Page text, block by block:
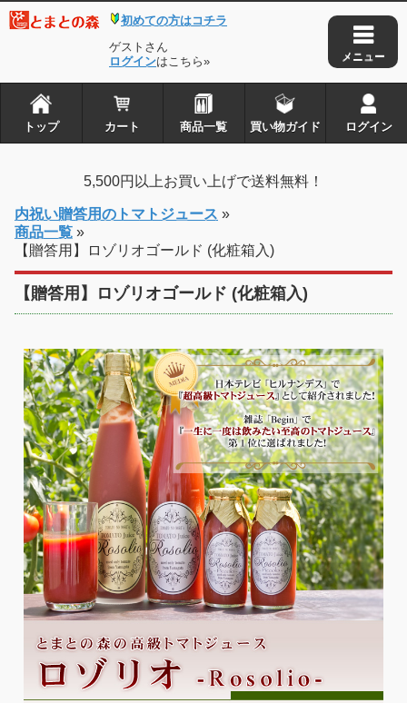
初めての方はコチラ
ゲストさん
ログインはこちら»
トップ カート 商品一覧 買い物ガイド ログイン
5,500円以上お買い上げで送料無料！
内祝い贈答用のトマトジュース »
商品一覧 »
【贈答用】ロゾリオゴールド (化粧箱入)
【贈答用】ロゾリオゴールド (化粧箱入)